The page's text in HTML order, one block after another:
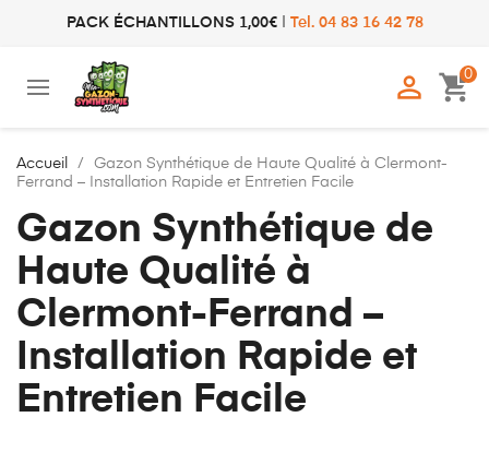
PACK ÉCHANTILLONS 1,00€| Tel. 04 83 16 42 78
 shopping_cart
0
Accueil
Gazon Synthétique de Haute Qualité à Clermont-
Ferrand – Installation Rapide et Entretien Facile
Gazon Synthétique de
Haute Qualité à
Clermont-Ferrand –
Installation Rapide et
Entretien Facile